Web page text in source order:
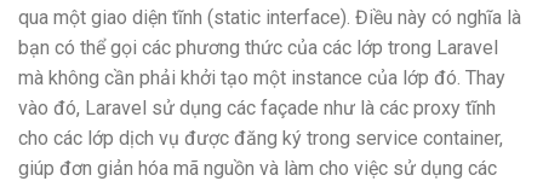
qua một giao diện tĩnh (static interface). Điều này có nghĩa là
bạn có thể gọi các phương thức của các lớp trong Laravel
mà không cần phải khởi tạo một instance của lớp đó. Thay
vào đó, Laravel sử dụng các façade như là các proxy tĩnh
cho các lớp dịch vụ được đăng ký trong service container,
giúp đơn giản hóa mã nguồn và làm cho việc sử dụng các